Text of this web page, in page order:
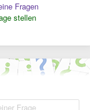
Fragen
stellen